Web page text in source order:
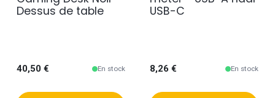
Dessus de table
40,50 € En stock
USB-C
8,26 € En stock